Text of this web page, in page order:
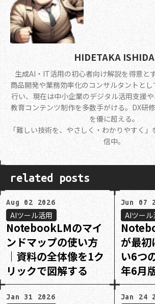
HIDETAKA ISHIDA
生成AI・IT活用の初心者向け解説を得意と
商品開発や業務効率化のコンサルタントと
行い、現在は中小企業のデジタル活用支援
教育コンテンツ制作を多数手がける。DX研
を優に超える。
｢難しい技術を、やさしく・わかりやすく
信中。
related posts
Aug 02 2026
AIツール活用
NotebookLMのマイ
ンドマップの使い方
｜資料の全体像を1ク
リックで図解する
Jun 07
AIツール
が最初
い6つ
年6月版
Jan 31 2026 Jan 24